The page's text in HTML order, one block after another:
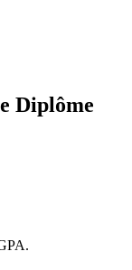
Diplôme